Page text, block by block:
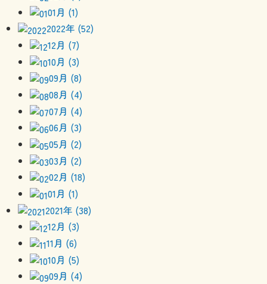
01月 (1)
2022年 (52)
12月 (7)
10月 (3)
09月 (8)
08月 (4)
07月 (4)
06月 (3)
05月 (2)
03月 (2)
02月 (18)
01月 (1)
2021年 (38)
12月 (3)
11月 (6)
10月 (5)
09月 (4)